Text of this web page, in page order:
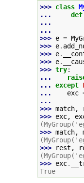
>>> class
...
def
...
...
>>> e =
>>> e.
>>> e.
>>> e.
>>> try:
...
... except
...
exc
...
>>> match,
>>> exc,
>>> match,
>>>
rest ,
>>> exc.
True